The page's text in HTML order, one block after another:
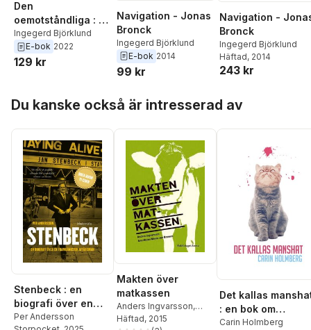
Den
oemotståndliga : en
Christina Nilsson-
biografi
Ingegerd Björklund
E-bok 2022
129 kr
Navigation - Jonas
Bronck
Ingegerd Björklund
E-bok 2014
99 kr
Navigation -
Bronck
Ingegerd Björklund
Häftad, 2014
243 kr
Du kanske också är intresserad av
Stenbeck : en
biografi över en
framgångsrik
Per Andersson
Makten över
matkassen
Anders Ingvarsson,
Ann-Helen Meyer von
Häftad, 2015
Det kallas
: en bok om
feminism
Carin Holmberg